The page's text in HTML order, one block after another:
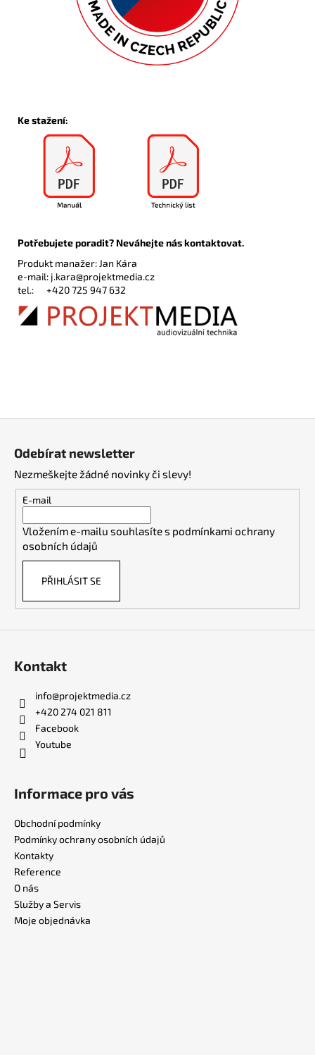
Ke stažení:
Potřebujete poradit? Neváhejte nás kontaktovat.
Produkt manažer: Jan Kára
e-mail: j.kara@projektmedia.cz
tel.: +420 725 947 632
Odebírat newsletter
Nezmeškejte žádné novinky či slevy!
E-mail
Vložením e-mailu souhlasíte s podmínkami ochrany
osobních údajů
PŘIHLÁSIT SE
Kontakt
info@projektmedia.cz
+420 274 021 811
Facebook
Youtube
Informace pro vás
Obchodní podmínky
Podmínky ochrany osobních údajů
Kontakty
Reference
O nás
Služby a Servis
Moje objednávka